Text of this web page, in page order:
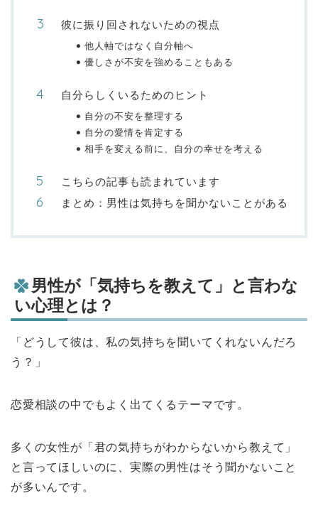
彼に振り回されないための視点
他人軸ではなく自分軸へ
優しさが不安を強めることもある
自分らしくいるためのヒント
自分の不安を整理する
自分の愛情を肯定する
相手を変える前に、自分の幸せを考える
こちらの記事も読まれています
まとめ：男性は気持ちを聞かないことがある
男性が「気持ちを教えて」と言わな
い心理とは？
「どうして彼は、私の気持ちを聞いてくれないんだろ
う？」
恋愛相談の中でもよく出てくるテーマです。
多くの女性が「君の気持ちがわからないから教えて」
と言ってほしいのに、実際の男性はそう聞かないこと
が多いんです。